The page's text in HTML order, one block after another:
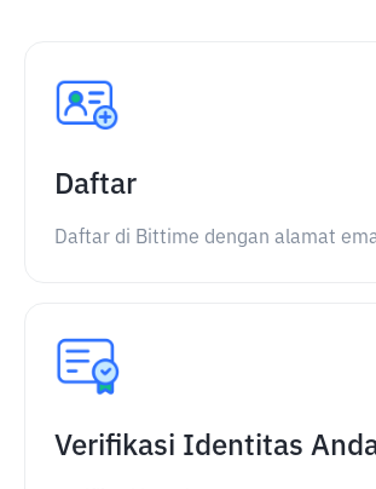
Daftar
Daftar di Bittime dengan alamat
Verifikasi Identitas